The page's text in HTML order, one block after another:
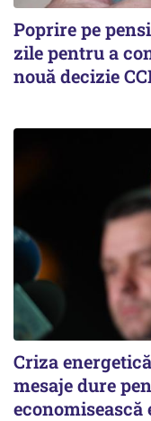
Poprire pe
zile pentru a
nouă decizie
Criza
mesaje dure
economisească